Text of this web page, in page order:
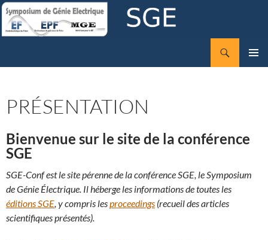
Aller
au
contenu
PRÉSENTATION
Bienvenue sur le site de la conférence
SGE
SGE-Conf est le site pérenne de la conférence SGE, le Symposium
de Génie Électrique. Il héberge les informations de toutes les
éditions SGE, y compris lesproceedings (recueil des articles
scientifiques présentés).